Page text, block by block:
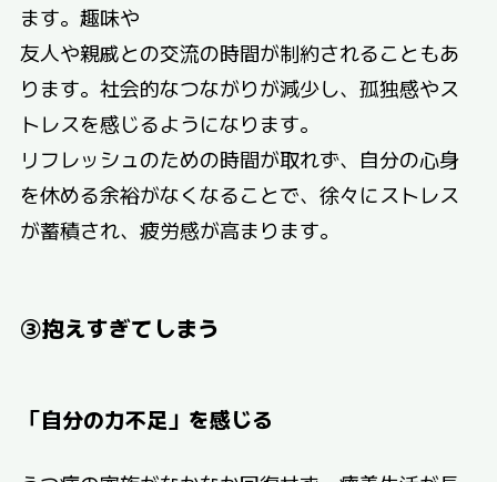
ます。趣味や
友人や親戚との交流の時間が制約されることもあ
ります。社会的なつながりが減少し、孤独感やス
トレスを感じるようになります。
リフレッシュのための時間が取れず、自分の心身
を休める余裕がなくなることで、徐々にストレス
が蓄積され、疲労感が高まります。
③抱えすぎてしまう
「自分の力不足」を感じる